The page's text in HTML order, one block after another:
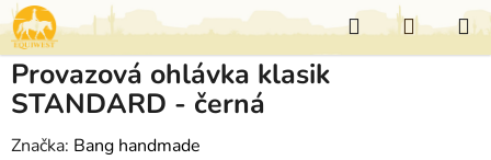
Přejít
na
obsah
Hledat
KOŠÍK
Provazová ohlávka klasik
STANDARD - černá
Značka: Bang handmade